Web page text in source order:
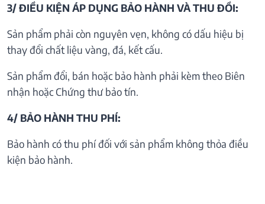
3/ ĐIỀU KIỆN ÁP DỤNG BẢO HÀNH VÀ THU ĐỒI:
Sản phẩm phải còn nguyên vẹn, không có dấu hiệu bị
thay đổi chất liệu vàng, đá, kết cấu.
Sản phẩm đổi, bán hoặc bảo hành phải kèm theo Biên
nhận hoặc Chứng thư bảo tín.
4/ BẢO HÀNH THU PHÍ:
Bảo hành có thu phí đối với sản phẩm không thỏa điều
kiện bảo hành.